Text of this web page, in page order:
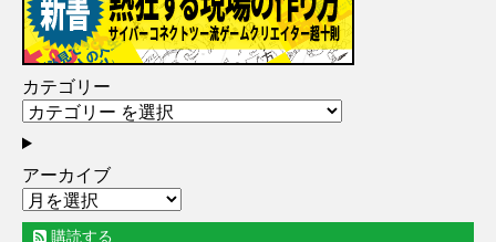
カテゴリー
アーカイブ
購読する